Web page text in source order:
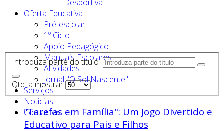
Desportiva
Oferta Educativa
Pré-escolar
1º Ciclo
Apoio Pedagógico
Manuais Escolares
Atividades
Jornal "O Sol Nascente"
Serviços
Noticias
Contactos
Introduza parte do título
Qtd. a mostrar
"Tarefas em Família": Um Jogo Divertido e
Educativo para Pais e Filhos